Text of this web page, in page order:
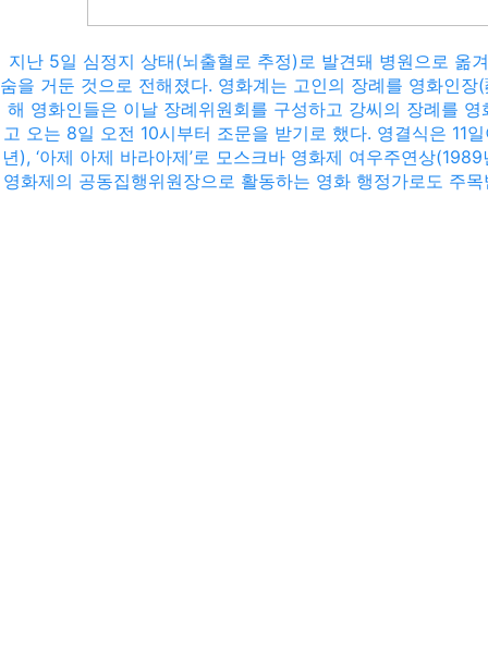
지난 5일 심정지 상태(뇌출혈로 추정)로 발견돼 병원으로 옮
숨을 거둔 것으로 전해졌다. 영화계는 고인의 장례를 영화인
해 영화인들은 이날 장례위원회를 구성하고 강씨의 장례를
고 오는 8일 오전 10시부터 조문을 받기로 했다. 영결식은 11
년), ‘아제 아제 바라아제’로 모스크바 영화제 여우주연상
영화제의 공동집행위원장으로 활동하는 영화 행정가로도 주